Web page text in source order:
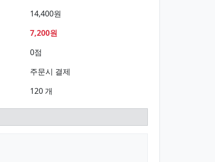
14,400원
7,200원
0점
주문시 결제
120 개